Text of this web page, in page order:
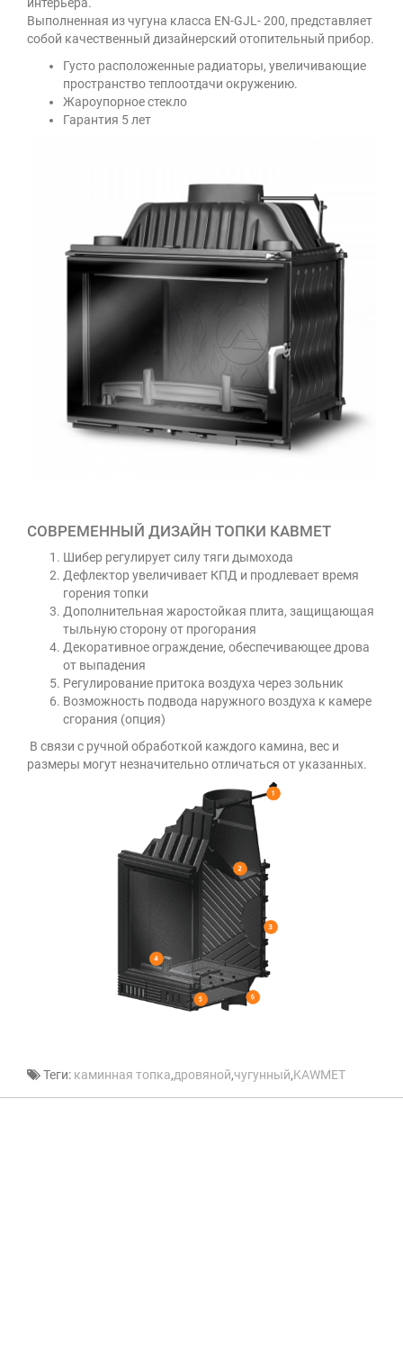
Выполненная из чугуна класса EN-GJL- 200, представляет
собой качественный дизайнерский отопительный прибор.
Густо расположенные радиаторы, увеличивающие
пространство теплоотдачи окружению.
Жароупорное стекло
Гарантия 5 лет
СОВРЕМЕННЫЙ ДИЗАЙН ТОПКИ КАВМЕТ
Шибер регулирует силу тяги дымохода
Дефлектор увеличивает КПД и продлевает время
горения топки
Дополнительная жаростойкая плита, защищающая
тыльную сторону от прогорания
Декоративное ограждение, обеспечивающее дрова
от выпадения
Регулирование притока воздуха через зольник
Возможность подвода наружного воздуха к камере
сгорания (опция)
В связи с ручной обработкой каждого камина, вес и
размеры могут незначительно отличаться от указанных.
Теги: каминная топка,дровяной,чугунный,KAWMET